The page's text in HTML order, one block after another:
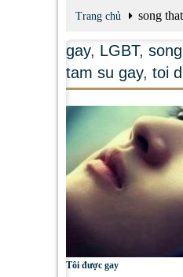
Trang chủ song
gay, LGBT,
tam su gay, toi
Tôi được gay